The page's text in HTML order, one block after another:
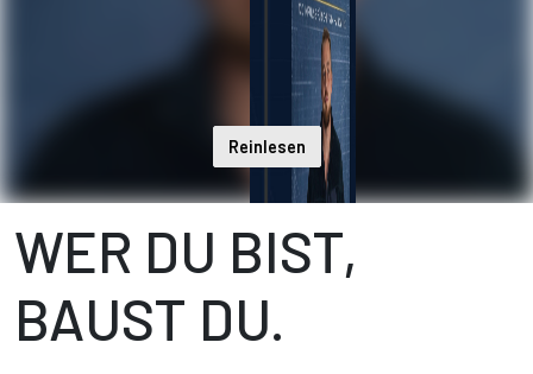
Reinlesen
WER DU BIST,
BAUST DU.